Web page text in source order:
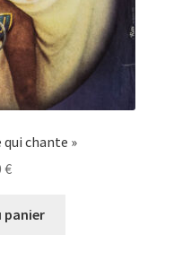
qui chante »
€
panier